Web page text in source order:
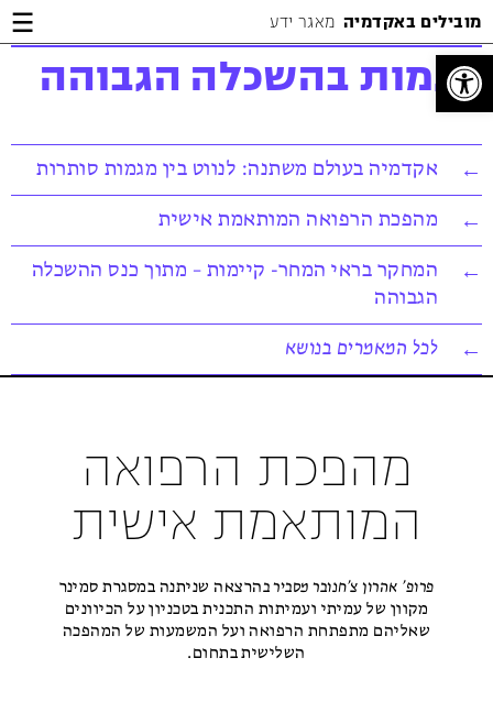
פתח סרגל נגישות
to
Content
to
main
menu
to
footer
מובילים באקדמיה מאגר ידע
מגמות בהשכלה הגבוהה
אקדמיה בעולם משתנה: לנווט בין מגמות סותרות
מהפכת הרפואה המותאמת אישית
המחקר בראי המחר- קיימות – מתוך כנס ההשכלה
הגבוהה
לכל המאמרים בנושא
מהפכת הרפואה
המותאמת אישית
פרופ׳ אהרון צ׳חנובר מסביר בהרצאה שניתנה במסגרת סמינר
מקוון של עמיתי ועמיתות התכנית בטכניון על הכיוונים
שאליהם מתפתחת הרפואה ועל המשמעות של המהפכה
השלישית בתחום.